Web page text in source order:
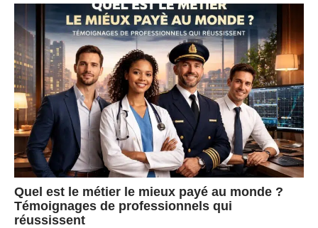
Quel est le métier le mieux payé au monde ?
Témoignages de professionnels qui
réussissent